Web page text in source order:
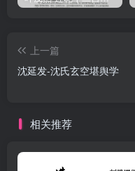
是风水的实践，这种认识还
使，既含理论也含实践。二
容提要《四库全书》是清乾
献汇编巨著。为方便研究，
上一篇
沈延发-沈氏玄空堪舆学
相关推荐